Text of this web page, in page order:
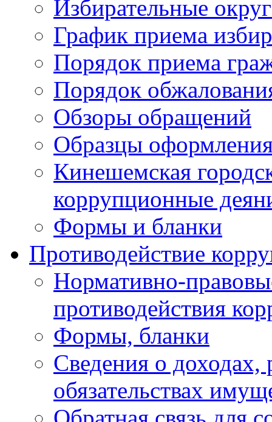
Избирательные
График приема
Порядок приема
Порядок
Обзоры обращений
Образцы
Кинешемская
коррупционные
Формы и бланки
Противодействие
Нормативно-
противодействия
Формы, бланки
Сведения о доходах,
обязательствах